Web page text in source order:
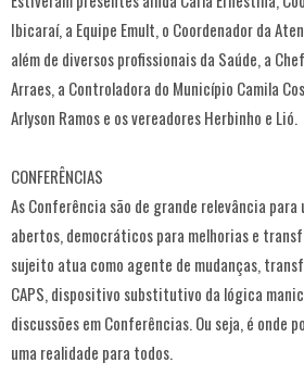
Ibicaraí, a Equipe Emult, o Coordenador da
além de diversos profissionais da Saúde, a
Arraes, a Controladora do Município Camila
Arlyson Ramos e os vereadores Herbinho e Lió.
CONFERÊNCIAS
As Conferência são de grande relevância para
abertos, democráticos para melhorias e
sujeito atua como agente de mudanças,
CAPS, dispositivo substitutivo da lógica
discussões em Conferências. Ou seja, é onde
uma realidade para todos.